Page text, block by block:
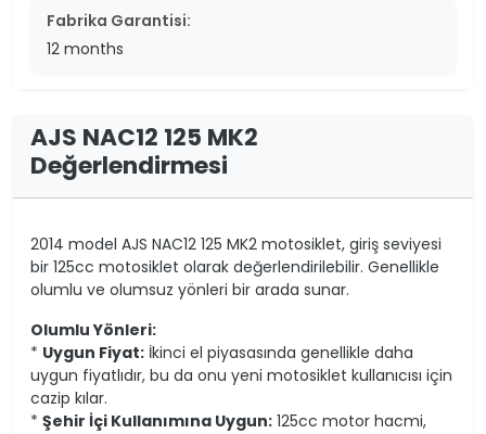
Fabrika Garantisi:
12 months
AJS NAC12 125 MK2
Değerlendirmesi
2014 model AJS NAC12 125 MK2 motosiklet, giriş seviyesi
bir 125cc motosiklet olarak değerlendirilebilir. Genellikle
olumlu ve olumsuz yönleri bir arada sunar.
Olumlu Yönleri:
* Uygun Fiyat: İkinci el piyasasında genellikle daha
uygun fiyatlıdır, bu da onu yeni motosiklet kullanıcısı için
cazip kılar.
* Şehir İçi Kullanımına Uygun: 125cc motor hacmi,